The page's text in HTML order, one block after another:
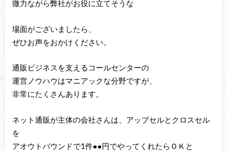
微力ながら弊社がお役に立てそうな
場面がございましたら、
ぜひお声をおかけください。
通販ビジネスを支えるコールセンターの
運営ノウハウはマニアックな分野ですが、
非常にたくさんあります。
ネット通販が主体の会社さんは、アップセルとクロスセル
を
アオウトバウンドで1件●●円でやってくれたらＯＫと